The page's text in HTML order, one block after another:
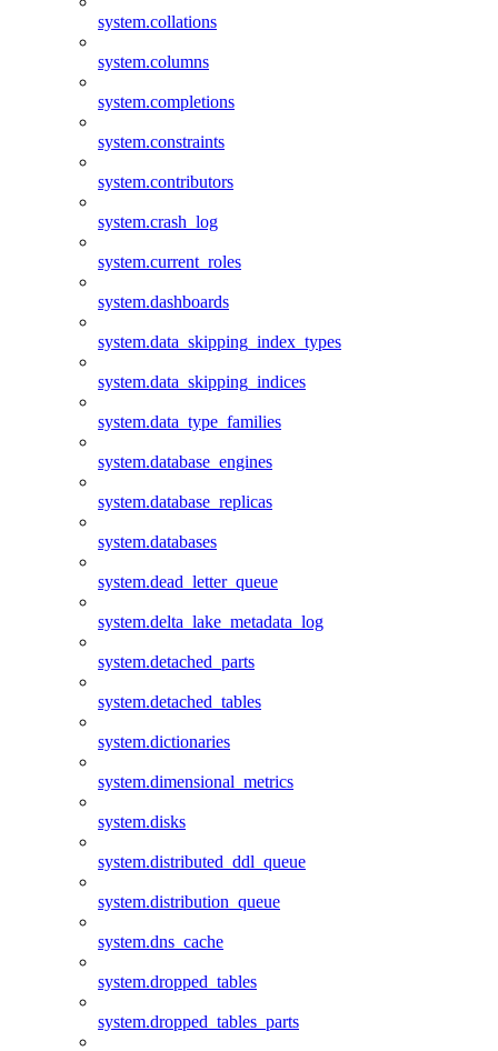
system.collations
system.columns
system.completions
system.constraints
system.contributors
system.crash_log
system.current_roles
system.dashboards
system.data_skipping_index_types
system.data_skipping_indices
system.data_type_families
system.database_engines
system.database_replicas
system.databases
system.dead_letter_queue
system.delta_lake_metadata_log
system.detached_parts
system.detached_tables
system.dictionaries
system.dimensional_metrics
system.disks
system.distributed_ddl_queue
system.distribution_queue
system.dns_cache
system.dropped_tables
system.dropped_tables_parts